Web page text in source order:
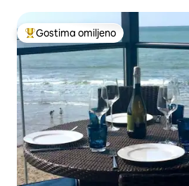
Najuspešniji među gostima omiljenim
Gostima omiljeno